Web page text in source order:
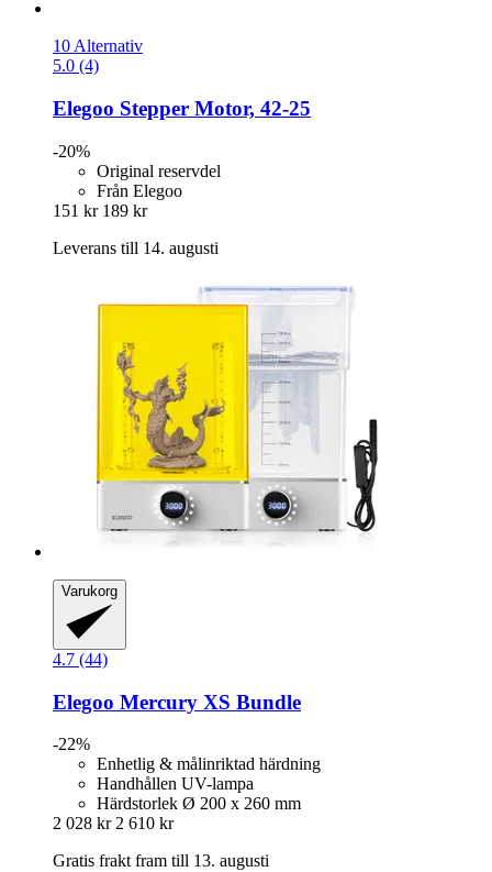
10 Alternativ
5.0 (4)
Elegoo Stepper Motor, 42-​25
-20%
Original reservdel
Från Elegoo
151 kr 189 kr
Leverans till 14. augusti
Varukorg
4.7 (44)
Elegoo Mercury XS Bundle
-22%
Enhetlig & målinriktad härdning
Handhållen UV-lampa
Härdstorlek Ø 200 x 260 mm
2 028 kr 2 610 kr
Gratis frakt fram till 13. augusti